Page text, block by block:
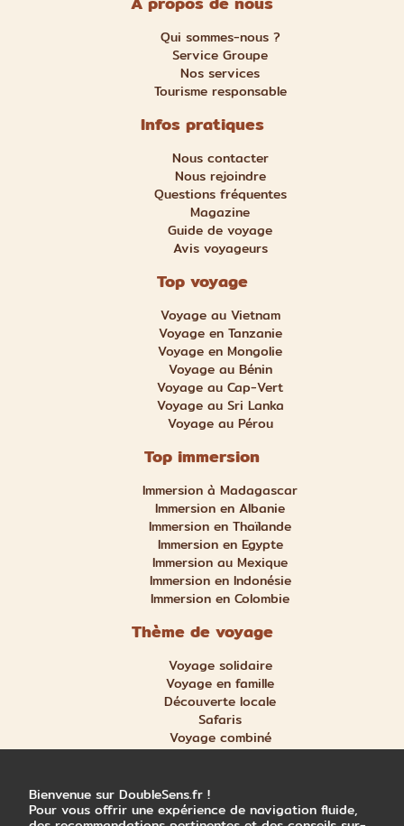
Qui sommes-nous ?
Service Groupe
Nos services
Tourisme responsable
Infos pratiques
Nous contacter
Nous rejoindre
Questions fréquentes
Magazine
Guide de voyage
Avis voyageurs
Top voyage
Voyage au Vietnam
Voyage en Tanzanie
Voyage en Mongolie
Voyage au Bénin
Voyage au Cap-Vert
Voyage au Sri Lanka
Voyage au Pérou
Top immersion
Immersion à Madagascar
Immersion en Albanie
Immersion en Thaïlande
Immersion en Egypte
Immersion au Mexique
Immersion en Indonésie
Immersion en Colombie
Thème de voyage
Voyage solidaire
Voyage en famille
Découverte locale
Safaris
Voyage combiné
Nature et aventure
Bienvenue sur DoubleSens.fr !
Pour vous offrir une expérience de navigation fluide,